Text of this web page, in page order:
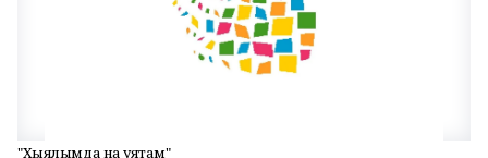
"Хыялымда наҙ уятам"